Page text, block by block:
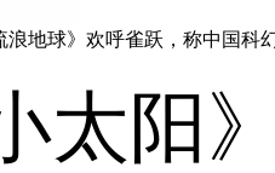
球》欢呼雀跃，称中国科幻
阳》